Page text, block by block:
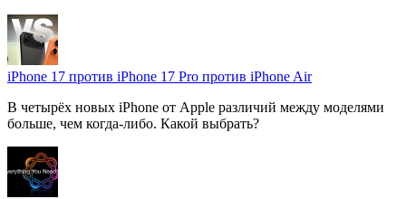
iPhone 17 против iPhone 17 Pro против iPhone Air
В четырёх новых iPhone от Apple различий между моделями
больше, чем когда-либо. Какой выбрать?